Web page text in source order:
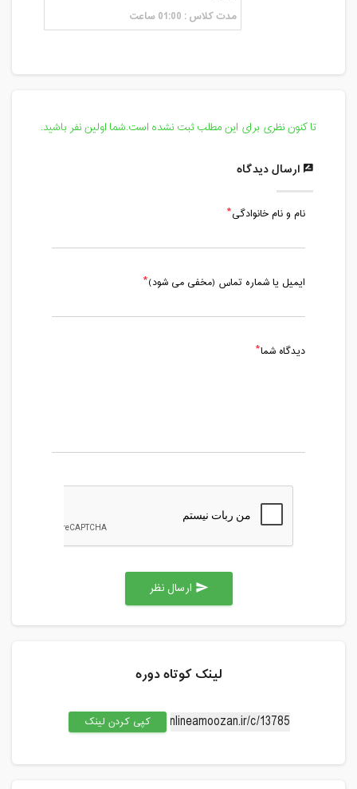
مدت کلاس : 01:00 ساعت
تا کنون نظری برای این مطلب ثبت نشده است.شما اولین نفر باشید.
ارسال دیدگاه
نام و نام خانوادگی
ایمیل یا شماره تماس (مخفی می شود)
دیدگاه شما
send
لینک کوتاه دوره
کپی کردن لینک